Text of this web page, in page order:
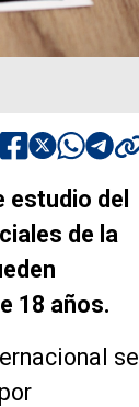
estudio del
de la
18 años.
se